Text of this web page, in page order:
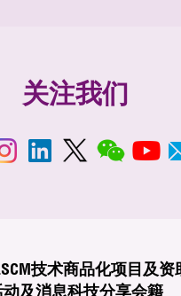
关注我们
技术商品化项目及资